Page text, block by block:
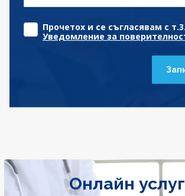
Прочетох и се съгласявам с
Уведомление за
Онлайн